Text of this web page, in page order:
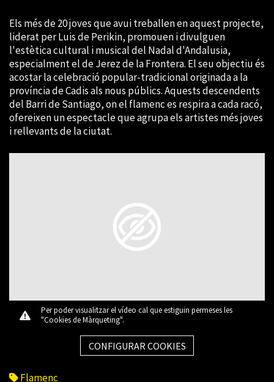
Els més de 20 joves que avui treballen en aquest projecte,
liderat per Luis de Perikin, promouen i divulguen
l'estètica cultural i musical del Nadal d'Andalusia,
especialment el de Jerez de la Frontera. El seu objectiu és
acostar la celebració popular-tradicional originada a la
província de Cadis als nous públics. Aquests descendents
del Barri de Santiago, on el flamenc es respira a cada racó,
ofereixen un espectacle que agrupa els artistes més joves
i rellevants de la ciutat.
Per poder visualitzar el vídeo cal que estiguin permeses les
"Cookies de Màrqueting".
CONFIGURAR COOKIES
Flamenc